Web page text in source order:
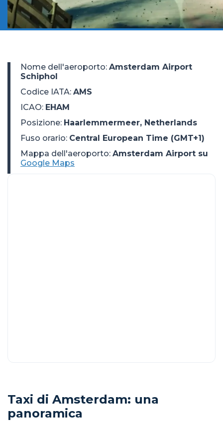
Taxi di Amsterdam: una
panoramica
Nome dell'aeroporto: Amsterdam Airport
Schiphol
Codice IATA: AMS
ICAO: EHAM
Posizione: Haarlemmermeer, Netherlands
Fuso orario: Central European Time (GMT+1)
Mappa dell'aeroporto: Amsterdam Airport su
Google Maps